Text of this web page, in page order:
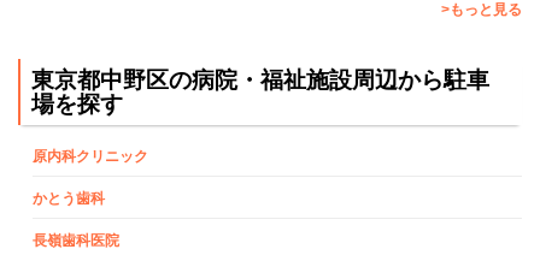
>もっと見る
東京都中野区の病院・福祉施設周辺から駐車
場を探す
原内科クリニック
かとう歯科
長嶺歯科医院